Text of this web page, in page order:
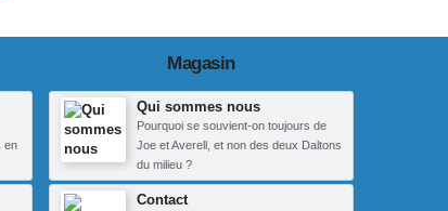
en
Magasin
Qui sommes nous
Pourquoi se souvient-on toujours de
Joe et Averell, et non des deux Daltons
du milieu ?
Contact